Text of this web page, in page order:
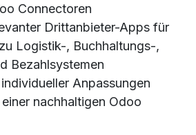
Connectoren
Drittanbieter-Apps für
Logistik-, Buchhaltungs-,
Bezahlsystemen
Anpassungen
nachhaltigen Odoo